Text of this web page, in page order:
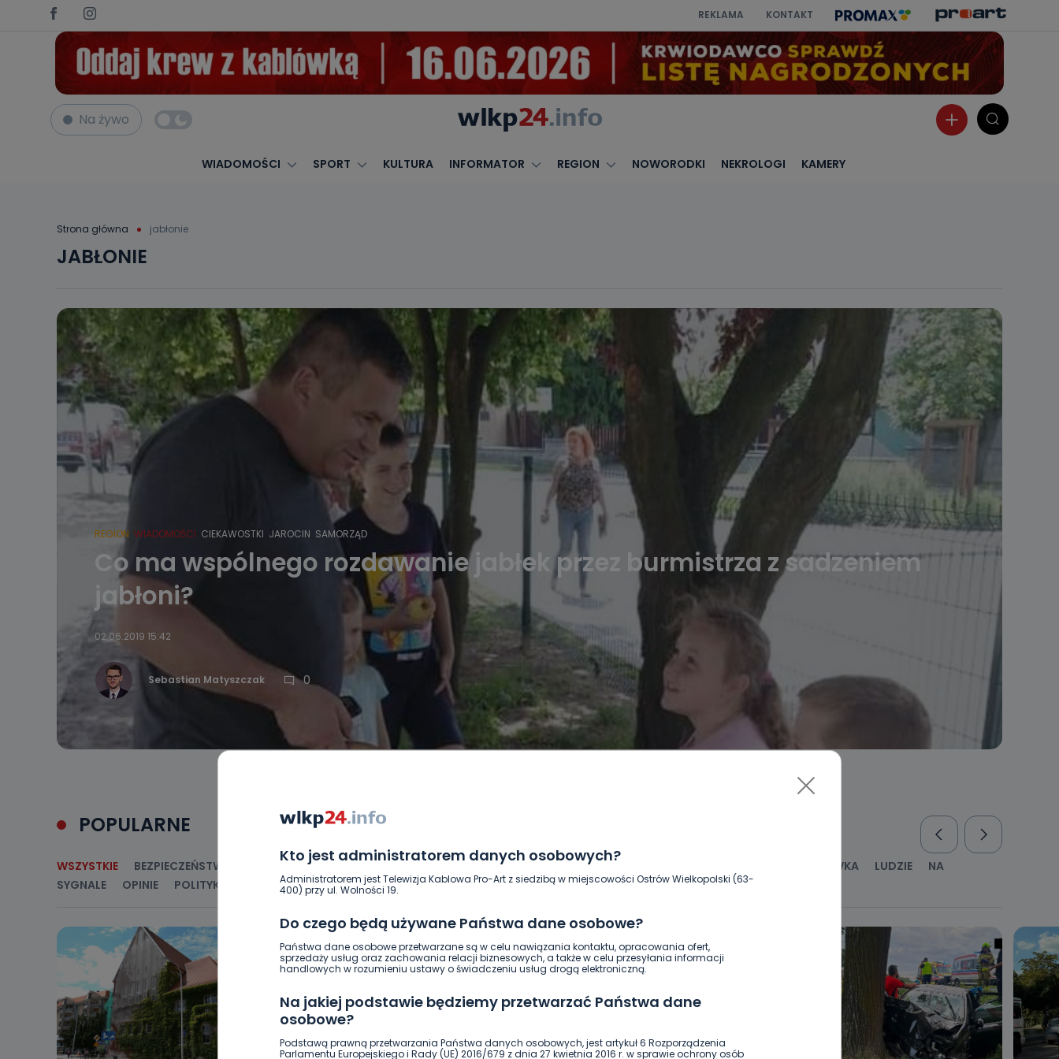
REKLAMA KONTAKT
Na żywo
WIADOMOŚCI SPORT KULTURA INFORMATOR REGION NOWORODKI NEKROLOGI KAMERY
Strona główna jabłonie
Kto jest administratorem danych osobowych?
Administratorem jest Telewizja Kablowa Pro-Art z siedzibą w miejscowości Ostrów Wielkopolski (63-
400) przy ul. Wolności 19.
Do czego będą używane Państwa dane osobowe?
Państwa dane osobowe przetwarzane są w celu nawiązania kontaktu, opracowania ofert,
sprzedaży usług oraz zachowania relacji biznesowych, a także w celu przesyłania informacji
handlowych w rozumieniu ustawy o świadczeniu usług drogą elektroniczną.
Na jakiej podstawie będziemy przetwarzać Państwa dane
osobowe?
Podstawą prawną przetwarzania Państwa danych osobowych, jest artykuł 6 Rozporządzenia
Parlamentu Europejskiego i Rady (UE) 2016/679 z dnia 27 kwietnia 2016 r. w sprawie ochrony osób
JABŁONIE
REGION WIADOMOŚCI CIEKAWOSTKI JAROCIN SAMORZĄD
Co ma wspólnego rozdawanie jabłek przez burmistrza z sadzeniem
jabłoni?
02.06.2019 15:42
Sebastian Matyszczak 0
POPULARNE
WSZYSTKIE BEZPIECZEŃSTWO CIEKAWOSTKI GOSPODARKA I FINANSE HISTORIA KULTURA I ROZRYWKA LUDZIE
NA
SYGNALE
OPINIE POLITYKA RELIGIA SAMORZĄD ŚRODOWISKO WASZE INFO WSZYSTKICH ŚWIĘTYCH WYWIADY